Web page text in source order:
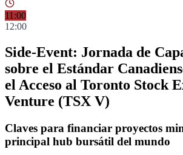
11:00
12:00
Side-Event: Jornada de
sobre el Estándar
el Acceso al Toronto Stock
Venture (TSX V)
Claves para financiar proyectos
principal hub bursátil del mundo